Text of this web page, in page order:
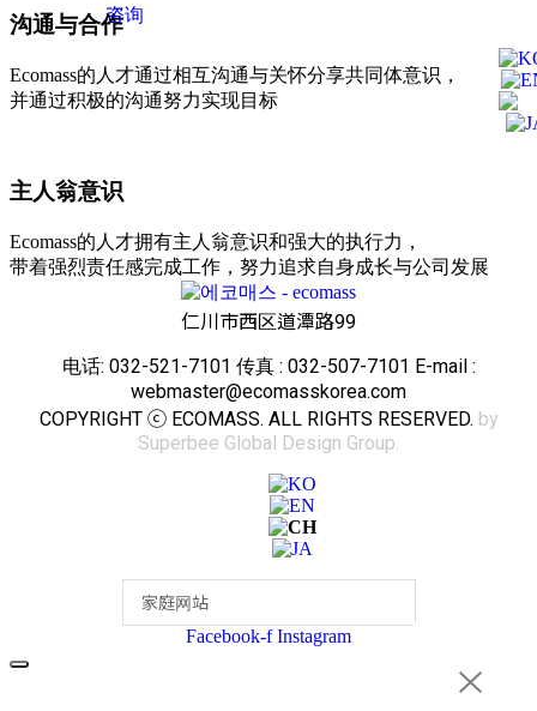
咨询
沟通与合作
Ecomass的人才通过相互沟通与关怀分享共同体意识，
并通过积极的沟通努力实现目标
主人翁意识
Ecomass的人才拥有主人翁意识和强大的执行力，
带着强烈责任感完成工作，努力追求自身成长与公司发展
仁川市西区道潭路99
电话: 032-521-7101 传真 : 032-507-7101 E-mail :
webmaster@ecomasskorea.com
COPYRIGHT ⓒ ECOMASS. ALL RIGHTS RESERVED. by
Superbee Global Design Group.
Facebook-f Instagram